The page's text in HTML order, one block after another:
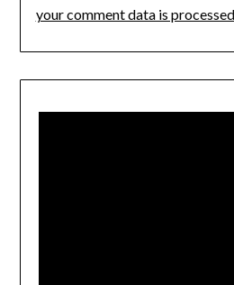
your comment data is